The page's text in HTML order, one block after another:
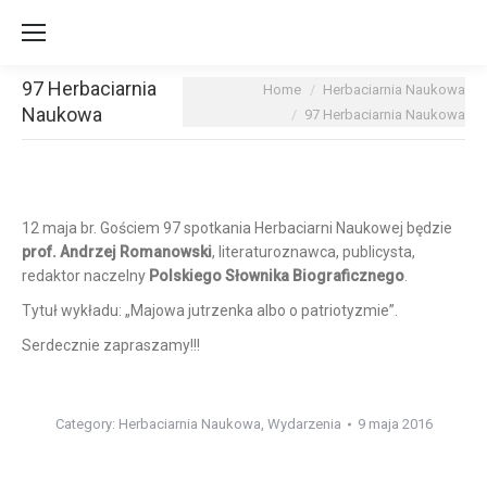
97 Herbaciarnia
Naukowa
You are here:Home
Herbaciarnia Naukowa
97 Herbaciarnia Naukowa
12 maja br. Gościem 97 spotkania Herbaciarni Naukowej będzie
prof. Andrzej Romanowski, literaturoznawca, publicysta,
redaktor naczelny Polskiego Słownika Biograficznego
Tytuł wykładu: „Majowa jutrzenka albo o patriotyzmie”.
Serdecznie zapraszamy!!!
Category: Herbaciarnia Naukowa, Wydarzenia 9 maja 2016